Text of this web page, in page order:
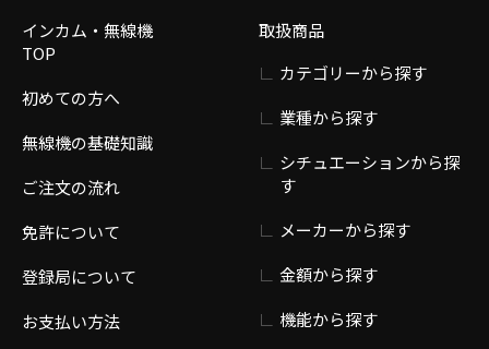
インカム・無線機
TOP
初めての方へ
無線機の基礎知識
ご注文の流れ
免許について
登録局について
お支払い方法
取扱商品
カテゴリーから探す
業種から探す
シチュエーションから探
す
メーカーから探す
金額から探す
機能から探す